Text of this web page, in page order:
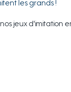
les grands !
jeux d'imitation